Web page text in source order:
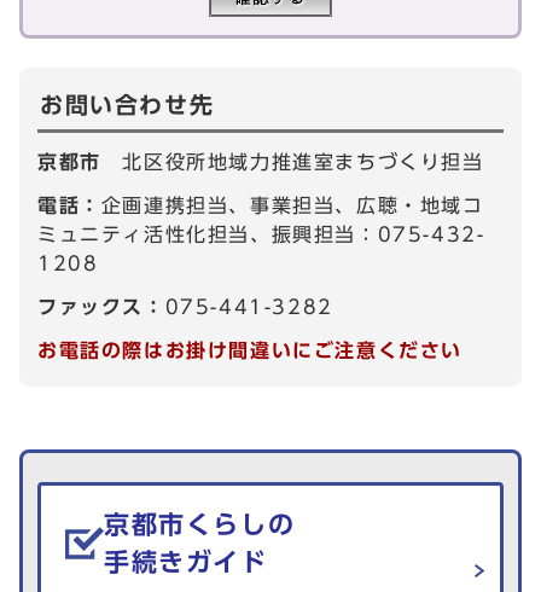
お問い合わせ先
京都市北区役所地域力推進室まちづくり担当
電話： 企画連携担当、事業担当、広聴・地域コ
ミュニティ活性化担当、振興担当：075-432-
1208
ファックス： 075-441-3282
お電話の際はお掛け間違いにご注意ください
生活情報を探す
京都市くらしの
手続きガイド